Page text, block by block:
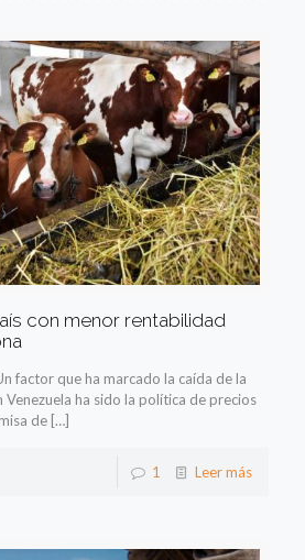
con menor rentabilidad
factor que ha marcado la caída de la
Venezuela ha sido la política de precios
de […]
1 Leer más